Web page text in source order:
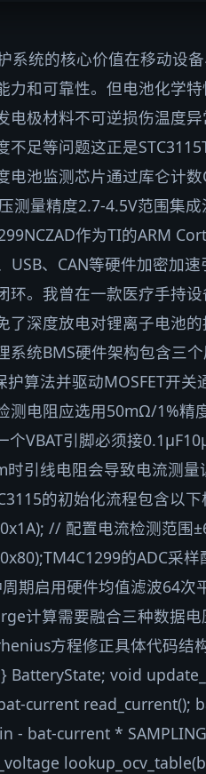
系统的核心价值在移动设
力和可靠性。但电池化学
电极材料不可逆损伤温度
不足等问题这正是
电池监测芯片通过库仑计
测量精度2.7-4.5V范围集
作为TI的ARM
USB、CAN等硬件加密加
环。我曾在一款医疗手持
了深度放电对锂离子电池
系统BMS硬件架构包含三
护算法并驱动MOSFET开
测电阻应选用50mΩ/1%精
个VBAT引脚必须接
时引线电阻会导致电流测
的初始化流程包含以
// 配置电流检测范围
的ADC采
期启用硬件均值滤波64
计算需要融合三种数据
方程修正具体代码
BatteryState; void
current read_current();
- bat-current *